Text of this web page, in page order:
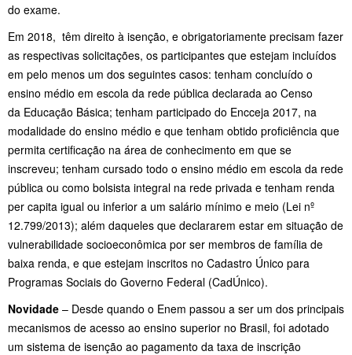
do exame.
Em 2018, têm direito à isenção, e obrigatoriamente precisam fazer
as respectivas solicitações, os participantes que estejam incluídos
em pelo menos um dos seguintes casos: tenham concluído o
ensino médio em escola da rede pública declarada ao Censo
da Educação Básica; tenham participado do Encceja 2017, na
modalidade do ensino médio e que tenham obtido proficiência que
permita certificação na área de conhecimento em que se
inscreveu; tenham cursado todo o ensino médio em escola da rede
pública ou como bolsista integral na rede privada e tenham renda
per capita igual ou inferior a um salário mínimo e meio (Lei nº
12.799/2013); além daqueles que declararem estar em situação de
vulnerabilidade socioeconômica por ser membros de família de
baixa renda, e que estejam inscritos no Cadastro Único para
Programas Sociais do Governo Federal (CadÚnico).
Novidade – Desde quando o Enem passou a ser um dos principais
mecanismos de acesso ao ensino superior no Brasil, foi adotado
um sistema de isenção ao pagamento da taxa de inscrição